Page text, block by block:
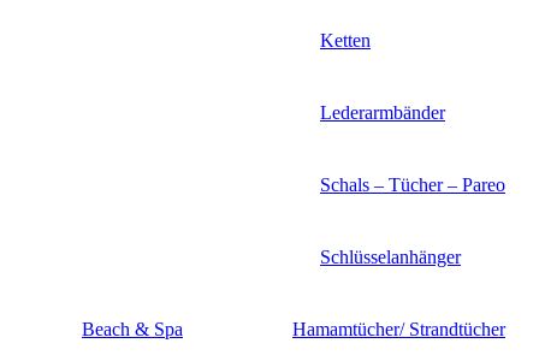
Ketten
Lederarmbänder
Schals – Tücher – Pareo
Schlüsselanhänger
Beach & Spa Hamamtücher/ Strandtücher